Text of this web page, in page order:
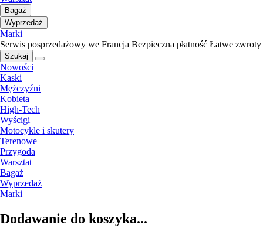
Bagaż
Wyprzedaż
Marki
Serwis posprzedażowy we Francja Bezpieczna płatność Łatwe zwroty
Szukaj
Nowości
Kaski
Mężczyźni
Kobieta
High-Tech
Wyścigi
Motocykle i skutery
Terenowe
Przygoda
Warsztat
Bagaż
Wyprzedaż
Marki
Dodawanie do koszyka...